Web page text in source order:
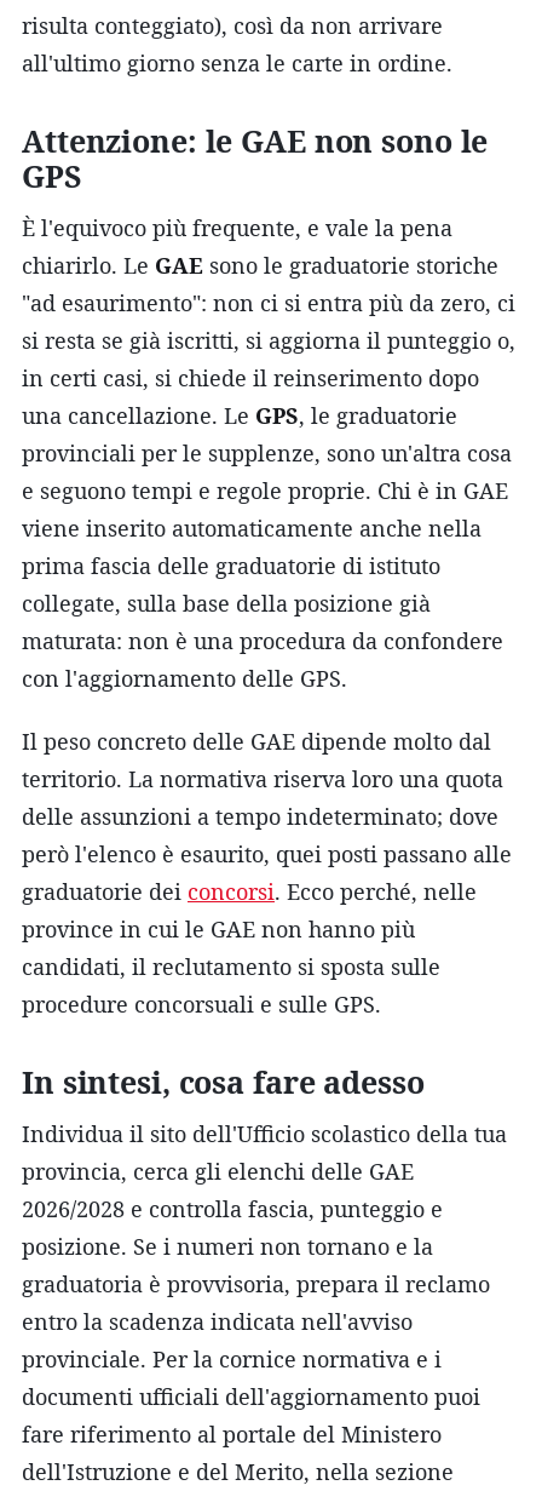
risulta conteggiato), così da non arrivare
all'ultimo giorno senza le carte in ordine.
Attenzione: le GAE non sono le
GPS
È l'equivoco più frequente, e vale la pena
chiarirlo. Le GAE sono le graduatorie storiche
"ad esaurimento": non ci si entra più da zero, ci
si resta se già iscritti, si aggiorna il punteggio o,
in certi casi, si chiede il reinserimento dopo
una cancellazione. Le GPS, le graduatorie
provinciali per le supplenze, sono un'altra cosa
e seguono tempi e regole proprie. Chi è in GAE
viene inserito automaticamente anche nella
prima fascia delle graduatorie di istituto
collegate, sulla base della posizione già
maturata: non è una procedura da confondere
con l'aggiornamento delle GPS.
Il peso concreto delle GAE dipende molto dal
territorio. La normativa riserva loro una quota
delle assunzioni a tempo indeterminato; dove
però l'elenco è esaurito, quei posti passano alle
graduatorie dei concorsi. Ecco perché, nelle
province in cui le GAE non hanno più
candidati, il reclutamento si sposta sulle
procedure concorsuali e sulle GPS.
In sintesi, cosa fare adesso
Individua il sito dell'Ufficio scolastico della tua
provincia, cerca gli elenchi delle GAE
2026/2028 e controlla fascia, punteggio e
posizione. Se i numeri non tornano e la
graduatoria è provvisoria, prepara il reclamo
entro la scadenza indicata nell'avviso
provinciale. Per la cornice normativa e i
documenti ufficiali dell'aggiornamento puoi
fare riferimento al portale del Ministero
dell'Istruzione e del Merito, nella sezione